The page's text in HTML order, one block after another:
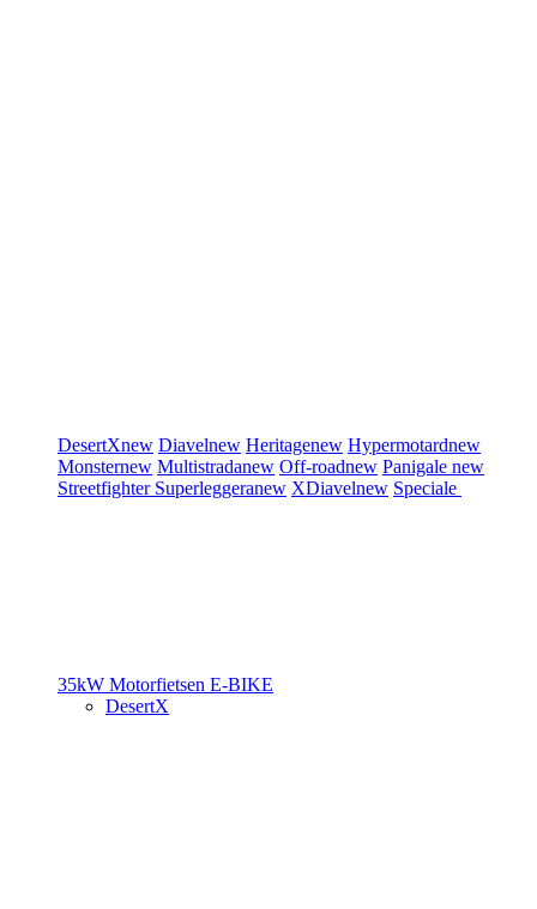
DesertXnew Diavelnew Heritagenew Hypermotardnew
Monsternew Multistradanew Off-roadnew Panigale new
Streetfighter Superleggeranew XDiavelnew Speciale
35kW Motorfietsen E-BIKE
DesertX